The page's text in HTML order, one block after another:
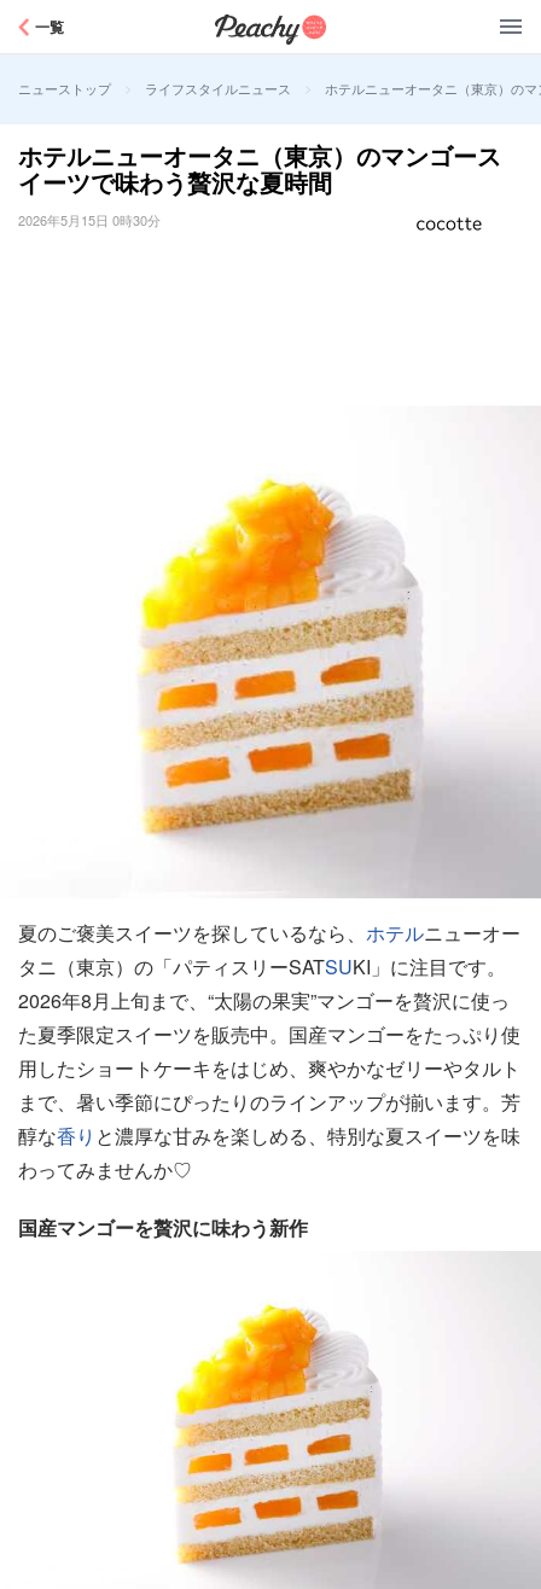
一覧
ニューストップ > ライフスタイルニュース > ホテルニューオータニ（東京）の
ホテルニューオータニ（東京）のマンゴース
イーツで味わう贅沢な夏時間
2026年5月15日 0時30分
夏のご褒美スイーツを探しているなら、 ホテルニューオー
タニ（東京）の「パティスリーSATSUKI」に注目です。
2026年8月上旬まで、“太陽の果実”マンゴーを贅沢に使っ
た夏季限定スイーツを販売中。国産マンゴーをたっぷり使
用したショートケーキをはじめ、爽やかなゼリーやタルト
まで、暑い季節にぴったりのラインアップが揃います。芳
醇な香り と濃厚な甘みを楽しめる、特別な夏スイーツを味
わってみませんか♡
国産マンゴーを贅沢に味わう新作